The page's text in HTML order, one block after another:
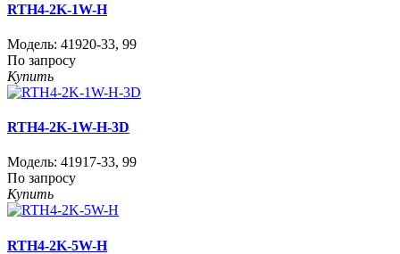
RTH4-2K-1W-H
Модель: 41920-33, 99
По запросу
Купить
RTH4-2K-1W-H-3D
Модель: 41917-33, 99
По запросу
Купить
RTH4-2K-5W-H